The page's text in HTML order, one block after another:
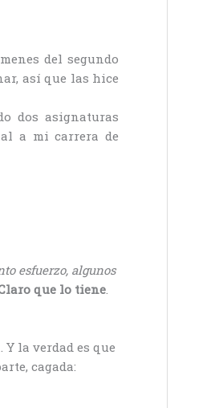
del segundo
así que las hice
dos asignaturas
a mi carrera de
esfuerzo, algunos
que lo tiene
la verdad es que
cagada: